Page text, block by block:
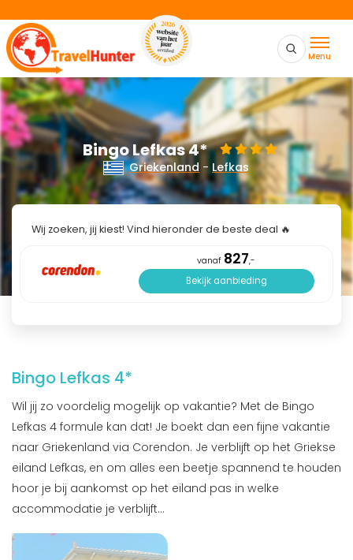
Menu
Bingo Lefkas 4*
Griekenland - Lefkas
Wij zoeken, jij kiest! Vind hieronder de beste deal 🔥
vanaf 827,-
Bekijk aanbieding
Bingo Lefkas 4*
Wil jij zo voordelig mogelijk op vakantie? Met de Bingo
Lefkas 4 formule kan dat! Je boekt dan een fijne vakantie
naar Griekenland via Corendon. Je verblijft op het Griekse
eiland Lefkas, en om alles een beetje spannend te houden
hoor je bij aankomst op het eiland pas in welke
accommodatie je verblijft...